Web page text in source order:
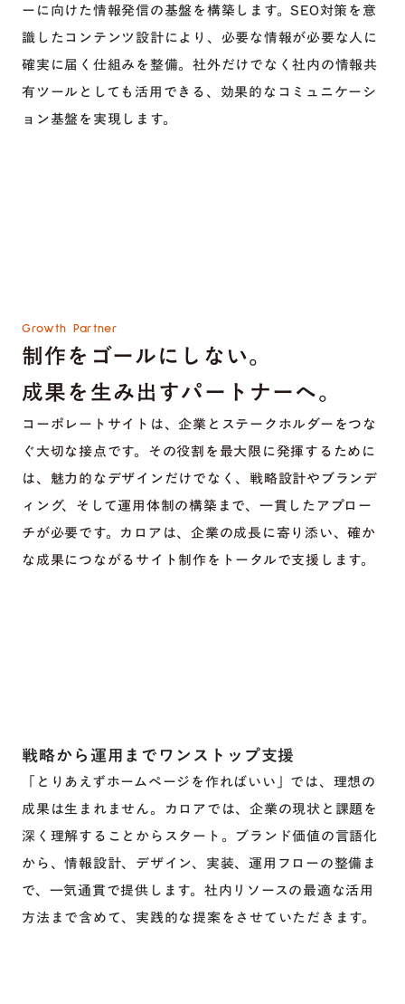
ーに向けた情報発信の基盤を構築します。SEO対策を意
識したコンテンツ設計により、必要な情報が必要な人に
確実に届く仕組みを整備。社外だけでなく社内の情報共
有ツールとしても活用できる、効果的なコミュニケーシ
ョン基盤を実現します。
Growth Partner
制作をゴールにしない。
成果を生み出すパートナーへ。
コーポレートサイトは、企業とステークホルダーをつな
ぐ大切な接点です。その役割を最大限に発揮するために
は、魅力的なデザインだけでなく、戦略設計やブランデ
ィング、そして運用体制の構築まで、一貫したアプロー
チが必要です。カロアは、企業の成長に寄り添い、確か
な成果につながるサイト制作をトータルで支援します。
戦略から運用までワンストップ支援
「とりあえずホームページを作ればいい」では、理想の
成果は生まれません。カロアでは、企業の現状と課題を
深く理解することからスタート。ブランド価値の言語化
から、情報設計、デザイン、実装、運用フローの整備ま
で、一気通貫で提供します。社内リソースの最適な活用
方法まで含めて、実践的な提案をさせていただきます。